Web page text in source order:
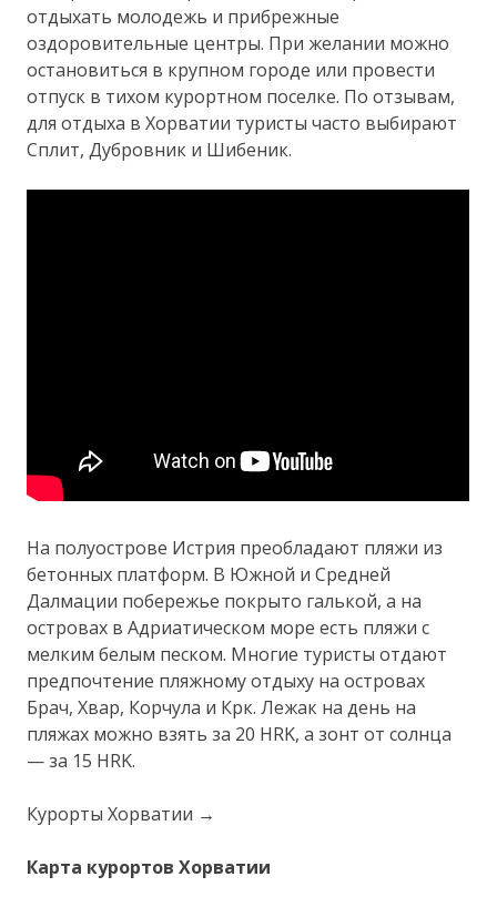
отдыхать молодежь и прибрежные
оздоровительные центры. При желании можно
остановиться в крупном городе или провести
отпуск в тихом курортном поселке. По отзывам,
для отдыха в Хорватии туристы часто выбирают
Сплит, Дубровник и Шибеник.
На полуострове Истрия преобладают пляжи из
бетонных платформ. В Южной и Средней
Далмации побережье покрыто галькой, а на
островах в Адриатическом море есть пляжи с
мелким белым песком. Многие туристы отдают
предпочтение пляжному отдыху на островах
Брач, Хвар, Корчула и Крк. Лежак на день на
пляжах можно взять за 20 HRK, а зонт от солнца
— за 15 HRK.
Курорты Хорватии →
Карта курортов Хорватии